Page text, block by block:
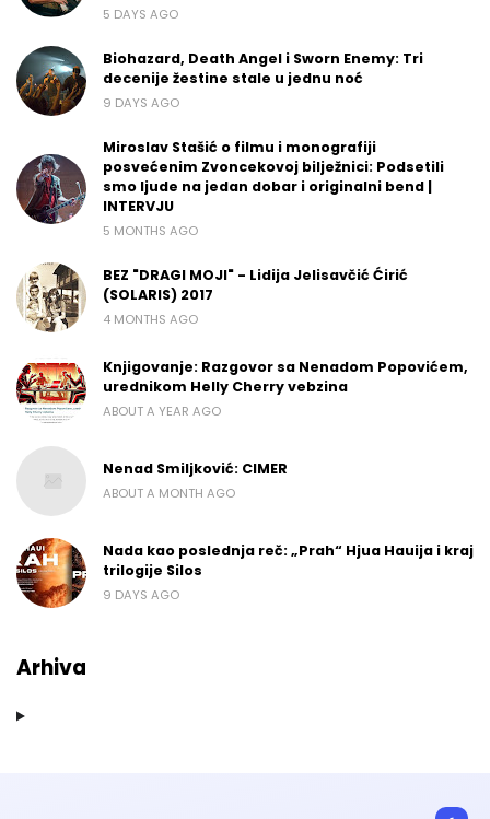
5 DAYS AGO
Biohazard, Death Angel i Sworn Enemy: Tri
decenije žestine stale u jednu noć
9 DAYS AGO
Miroslav Stašić o filmu i monografiji
posvećenim Zvoncekovoj bilježnici: Podsetili
smo ljude na jedan dobar i originalni bend |
INTERVJU
5 MONTHS AGO
BEZ "DRAGI MOJI" - Lidija Jelisavčić Ćirić
(SOLARIS) 2017
4 MONTHS AGO
Knjigovanje: Razgovor sa Nenadom Popovićem,
urednikom Helly Cherry vebzina
ABOUT A YEAR AGO
Nenad Smiljković: CIMER
ABOUT A MONTH AGO
Nada kao poslednja reč: „Prah“ Hjua Hauija i kraj
trilogije Silos
9 DAYS AGO
Arhiva